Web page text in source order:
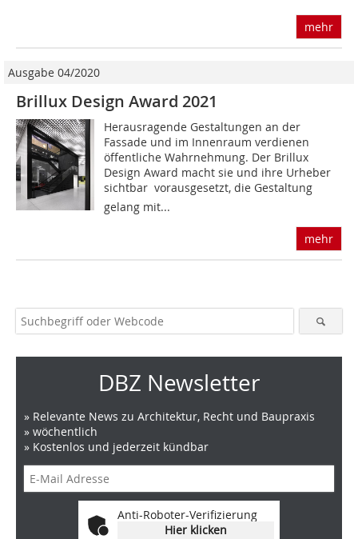
mehr
Ausgabe 04/2020
Brillux Design Award 2021
Herausragende Gestaltungen an der
Fassade und im Innenraum verdienen
öffentliche Wahrnehmung. Der Brillux
Design Award macht sie und ihre Urheber
sichtbar  vorausgesetzt, die Gestaltung
gelang mit...
mehr
DBZ Newsletter
» Relevante News zu Architektur, Recht und Baupraxis
» wöchentlich
» Kostenlos und jederzeit kündbar
Anti-Roboter-Verifizierung
Hier klicken